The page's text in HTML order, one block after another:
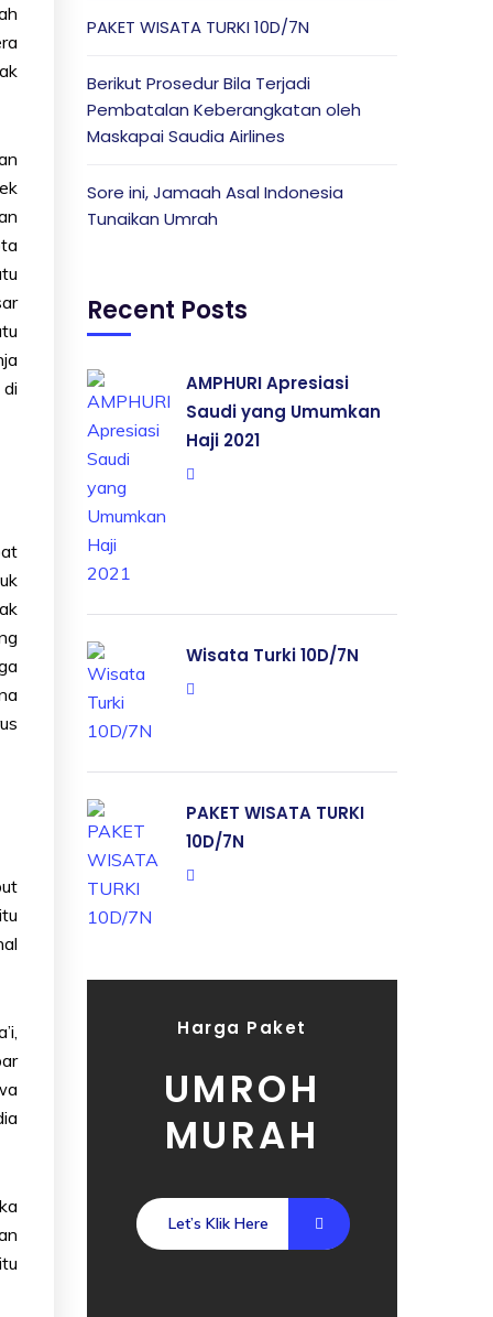
PAKET WISATA TURKI 10D/7N
Berikut Prosedur Bila Terjadi
Pembatalan Keberangkatan oleh
Maskapai Saudia Airlines
Sore ini, Jamaah Asal Indonesia
Tunaikan Umrah
Recent Posts
AMPHURI Apresiasi
Saudi yang Umumkan
Haji 2021
Wisata Turki 10D/7N
PAKET WISATA TURKI
10D/7N
Harga Paket
UMROH
MURAH
Let’s Klik Here